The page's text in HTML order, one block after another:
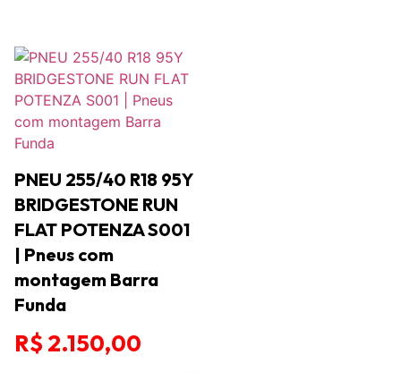
PNEU 255/40 R18 95Y
BRIDGESTONE RUN
FLAT POTENZA S001
| Pneus com
montagem Barra
Funda
R$ 2.150,00